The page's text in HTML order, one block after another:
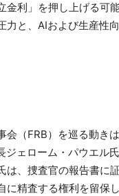
金利」を押し上げる可
力と、AIおよび生産性
会（FRB）を巡る動き
ジェローム・パウエル
は、捜査官の報告書に
に精査する権利を留保